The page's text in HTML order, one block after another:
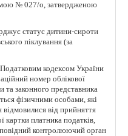
№ 027/о, затвердженою
статус дитини-сироти
піклування (за
кодексом України
номер облікової
та законного представника
фізичними особами, які
відмовилися від прийняття
картки платника податків,
контролюючий орган